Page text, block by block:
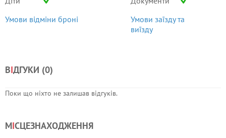
Умови відміни броні
Умови заїзду та
виїзду
ВІДГУКИ (0)
Поки що ніхто не залишав відгуків.
МІСЦЕЗНАХОДЖЕННЯ